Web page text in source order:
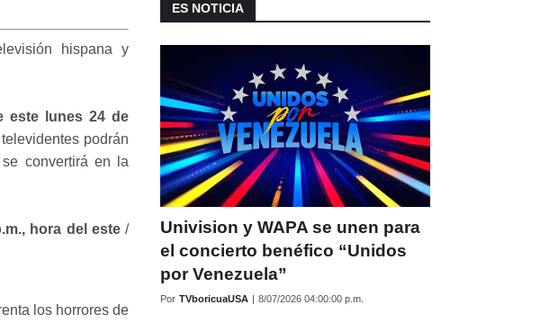
hispana y
este lunes 24 de
podrán
convertirá en la
hora del este/
los horrores de
ES NOTICIA
Univision y WAPA se unen para
el concierto benéfico “Unidos
por Venezuela”
Por TVboricuaUSA | 8/07/2026 04:00:00 p.m.